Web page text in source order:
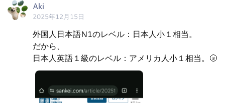
Aki
2025年12月15日
外国人日本語N1のレベル：日本人小１相当。
だから、
日本人英語１級のレベル：アメリカ人小１相当。🌝